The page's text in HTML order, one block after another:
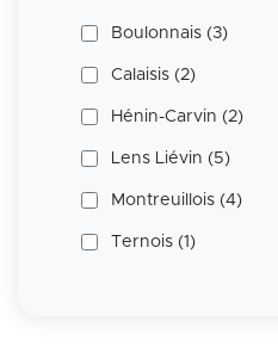
Boulonnais (3)
Calaisis (2)
Hénin-Carvin (2)
Lens Liévin (5)
Montreuillois (4)
Ternois (1)